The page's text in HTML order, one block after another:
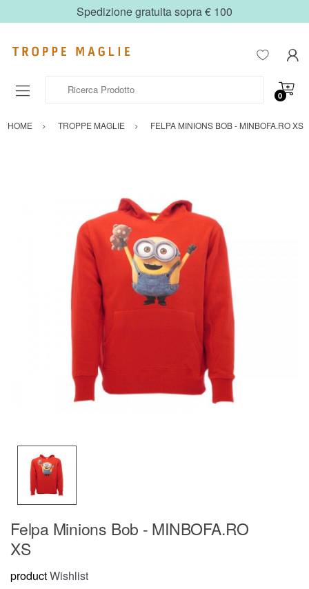
Spedizione gratuita sopra € 100
0
HOME TROPPE MAGLIE FELPA MINIONS BOB - MINBOFA.RO XS
Felpa Minions Bob - MINBOFA.RO
XS
productWishlist